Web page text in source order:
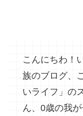
こんにちわ！
族のブログ、
いライフ」の
ん、0歳の我